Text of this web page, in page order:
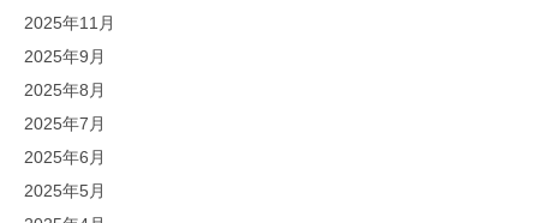
2025年11月
2025年9月
2025年8月
2025年7月
2025年6月
2025年5月